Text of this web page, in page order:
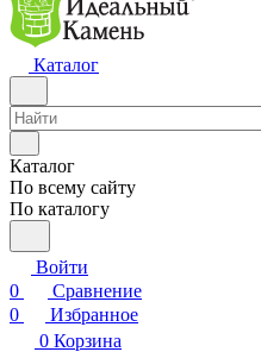
Каталог
Каталог
По всему сайту
По каталогу
Войти
0
Сравнение
0
Избранное
0 Корзина